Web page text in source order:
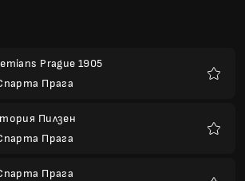
Прага
Болеслав
Прага
Прага